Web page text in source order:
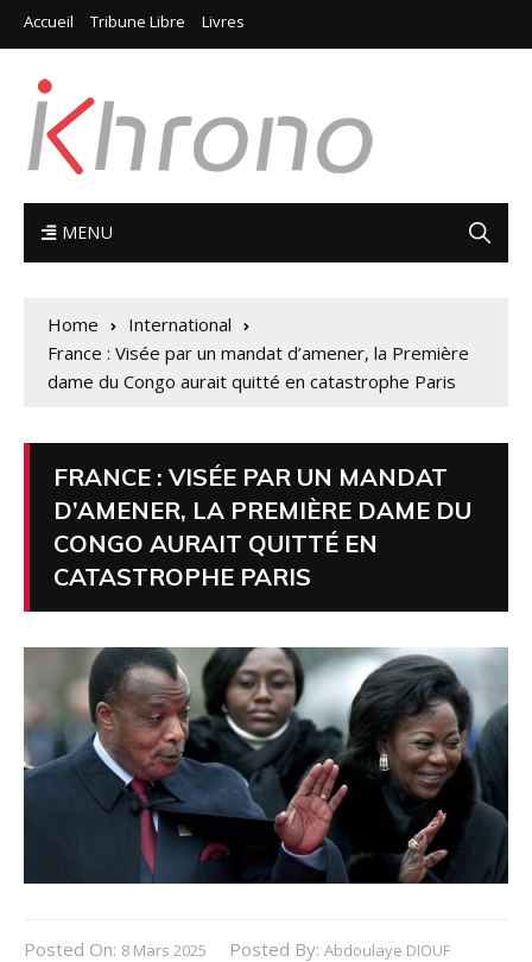
Accueil Tribune Libre Livres
MENU
Home
International
France : Visée par un mandat d’amener, la Première
dame du Congo aurait quitté en catastrophe Paris
FRANCE : VISÉE PAR UN MANDAT
D’AMENER, LA PREMIÈRE DAME DU
CONGO AURAIT QUITTÉ EN
CATASTROPHE PARIS
Posted On: 8 Mars 2025 Posted By: Abdoulaye DIOUF